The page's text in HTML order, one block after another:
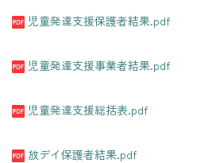
児童発達支援保護者結果.pdf
児童発達支援事業者結果.pdf
児童発達支援総括表.pdf
放デイ保護者結果.pdf